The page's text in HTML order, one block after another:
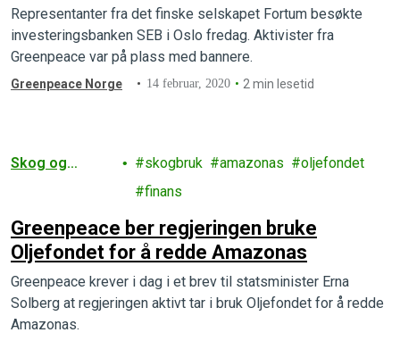
Representanter fra det finske selskapet Fortum besøkte
investeringsbanken SEB i Oslo fredag. Aktivister fra
Greenpeace var på plass med bannere.
Greenpeace Norge 14 februar, 2020 2 min lesetid
Skog og
skogbruk amazonas
oljefondet
finans
Greenpeace ber regjeringen bruke
Oljefondet for å redde Amazonas
Greenpeace krever i dag i et brev til statsminister Erna
Solberg at regjeringen aktivt tar i bruk Oljefondet for å redde
Amazonas.